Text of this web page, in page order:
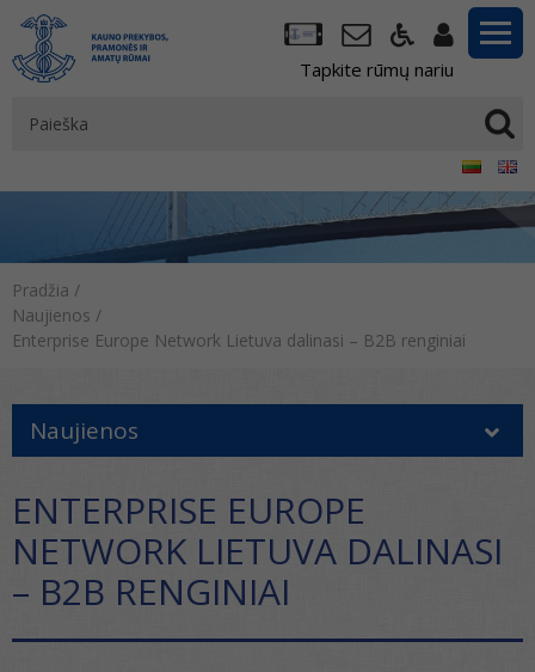
Tapkite rūmų nariu
Pradžia /
Naujienos /
Enterprise Europe Network Lietuva dalinasi – B2B renginiai
Naujienos
ENTERPRISE EUROPE
NETWORK LIETUVA DALINASI
– B2B RENGINIAI